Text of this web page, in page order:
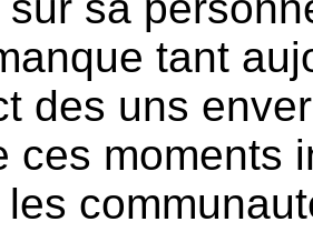
tant
des uns
ces moments